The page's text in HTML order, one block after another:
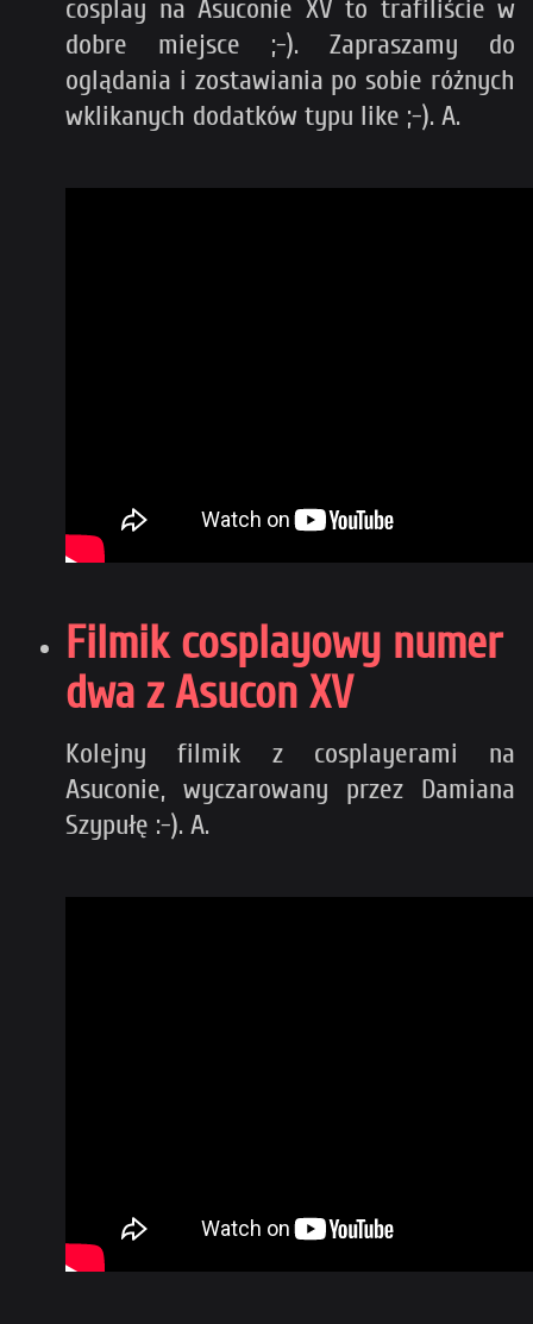
cosplay na Asuconie XV to trafiliście w
dobre miejsce ;-). Zapraszamy do
oglądania i zostawiania po sobie różnych
wklikanych dodatków typu like ;-). A.
Filmik cosplayowy numer
dwa z Asucon XV
Kolejny filmik z cosplayerami na
Asuconie, wyczarowany przez Damiana
Szypułę :-). A.